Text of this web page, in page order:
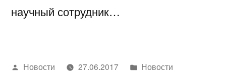
научный сотрудник…
Написано
Новости 27.06.2017
Написано
Новости